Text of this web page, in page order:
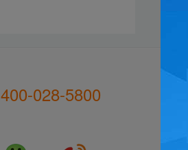
400-028-5800